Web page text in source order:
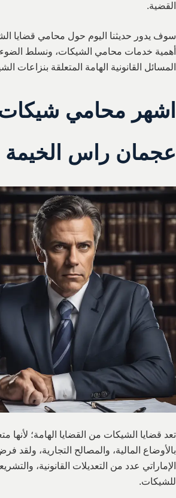
القضية.
سوف يدور حديثنا اليوم حول محامي قضايا
أهمية خدمات محامي الشيكات، ونسلط
المسائل القانونية الهامة المتعلقة بنزاعات
اشهر محامي
عجمان راس الخيمة
تعد قضايا الشيكات من القضايا الهامة؛ لأنها
بالأوضاع المالية، والمصالح التجارية، ولقد
الإماراتي عدد من التعديلات القانونية،
للشيكات.